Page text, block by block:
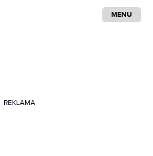
MENU
REKLAMA